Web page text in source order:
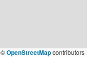
©OpenStreetMapcontributors